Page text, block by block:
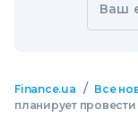
Ваш
Finance.ua / Все
планирует